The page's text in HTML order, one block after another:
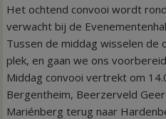
Het ochtend convooi wordt
verwacht bij de
Tussen de middag wisselen de
plek, en gaan we ons
Middag convooi vertrekt om
Bergentheim, Beerzerveld
Mariénberg terug naar